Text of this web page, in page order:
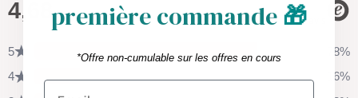
première commande🎁
*Offre non-cumulable sur les offres en cours